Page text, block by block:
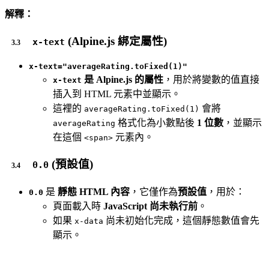
解釋：
x-text (Alpine.js 綁定屬性)
x-text="averageRating.toFixed(1)"
x-text 是 Alpine.js 的屬性 ，用於將變數的值直接
插入到 HTML 元素中並顯示。
這裡的 averageRating.toFixed(1) 會將
averageRating 格式化為小數點後 1 位數 ，並顯示
在這個 <span> 元素內。
0.0 (預設值)
0.0 是 靜態 HTML 內容 ，它僅作為預設值 ，用於：
頁面載入時 JavaScript 尚未執行前 。
如果 x-data 尚未初始化完成，這個靜態數值會先
顯示。